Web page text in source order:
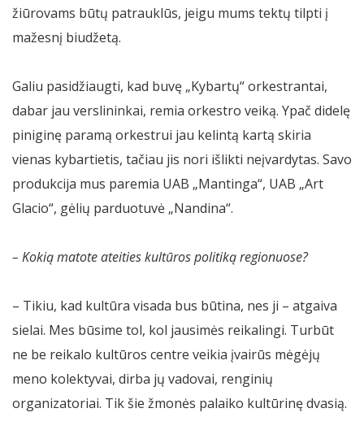
žiūrovams būtų patrauklūs, jeigu mums tektų tilpti į
mažesnį biudžetą.
Galiu pasidžiaugti, kad buvę „Kybartų“ orkestrantai,
dabar jau verslininkai, remia orkestro veiką. Ypač didelę
piniginę paramą orkestrui jau kelintą kartą skiria
vienas kybartietis, tačiau jis nori išlikti neįvardytas. Savo
produkcija mus paremia UAB „Mantinga“, UAB „Art
Glacio“, gėlių parduotuvė „Nandina“.
– Kokią matote ateities kultūros politiką regionuose?
– Tikiu, kad kultūra visada bus būtina, nes ji – atgaiva
sielai. Mes būsime tol, kol jausimės reikalingi. Turbūt
ne be reikalo kultūros centre veikia įvairūs mėgėjų
meno kolektyvai, dirba jų vadovai, renginių
organizatoriai. Tik šie žmonės palaiko kultūrinę dvasią.